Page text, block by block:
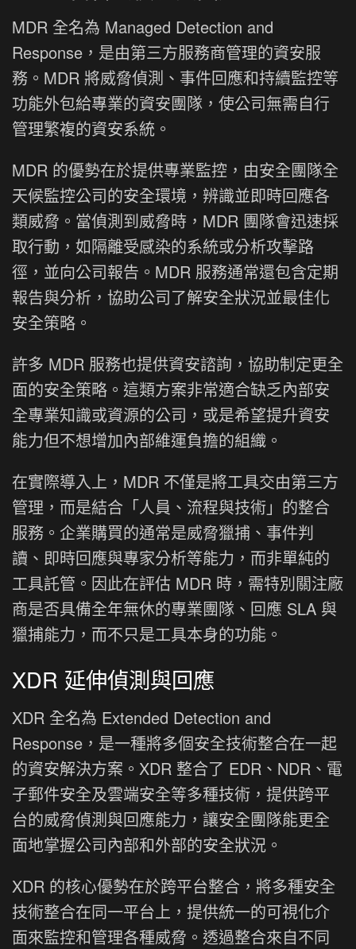
MDR 全名為 Managed Detection and
Response，是由第三方服務商管理的資安服
務。MDR 將威脅偵測、事件回應和持續監控等
功能外包給專業的資安團隊，使公司無需自行
管理繁複的資安系統。
MDR 的優勢在於提供專業監控，由安全團隊全
天候監控公司的安全環境，辨識並即時回應各
類威脅。當偵測到威脅時，MDR 團隊會迅速採
取行動，如隔離受感染的系統或分析攻擊路
徑，並向公司報告。MDR 服務通常還包含定期
報告與分析，協助公司了解安全狀況並最佳化
安全策略。
許多 MDR 服務也提供資安諮詢，協助制定更全
面的安全策略。這類方案非常適合缺乏內部安
全專業知識或資源的公司，或是希望提升資安
能力但不想增加內部維運負擔的組織。
在實際導入上，MDR 不僅是將工具交由第三方
管理，而是結合「人員、流程與技術」的整合
服務。企業購買的通常是威脅獵捕、事件判
讀、即時回應與專家分析等能力，而非單純的
工具託管。因此在評估 MDR 時，需特別關注廠
商是否具備全年無休的專業團隊、回應 SLA 與
獵捕能力，而不只是工具本身的功能。
XDR 延伸偵測與回應
XDR 全名為 Extended Detection and
Response，是一種將多個安全技術整合在一起
的資安解決方案。XDR 整合了 EDR、NDR、電
子郵件安全及雲端安全等多種技術，提供跨平
台的威脅偵測與回應能力，讓安全團隊能更全
面地掌握公司內部和外部的安全狀況。
XDR 的核心優勢在於跨平台整合，將多種安全
技術整合在同一平台上，提供統一的可視化介
面來監控和管理各種威脅。透過整合來自不同